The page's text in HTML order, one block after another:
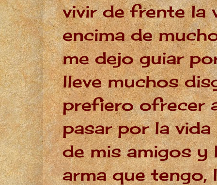
vivir de frente la
encima de
me dejo guiar
lleve muchos
prefiero ofrecer
pasar por la
de mis amigos
arma que tengo,